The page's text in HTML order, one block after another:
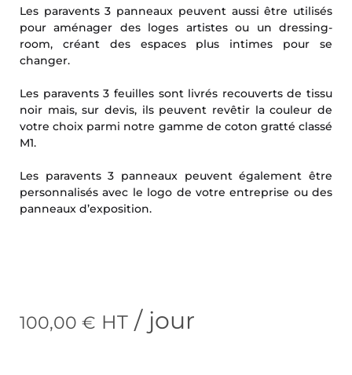
Les paravents 3 panneaux peuvent aussi être utilisés
pour aménager des loges artistes ou un dressing-
room, créant des espaces plus intimes pour se
changer.
Les paravents 3 feuilles sont livrés recouverts de tissu
noir mais, sur devis, ils peuvent revêtir la couleur de
votre choix parmi notre gamme de coton gratté classé
M1.
Les paravents 3 panneaux peuvent également être
personnalisés avec le logo de votre entreprise ou des
panneaux d’exposition.
100,00 € HT / jour